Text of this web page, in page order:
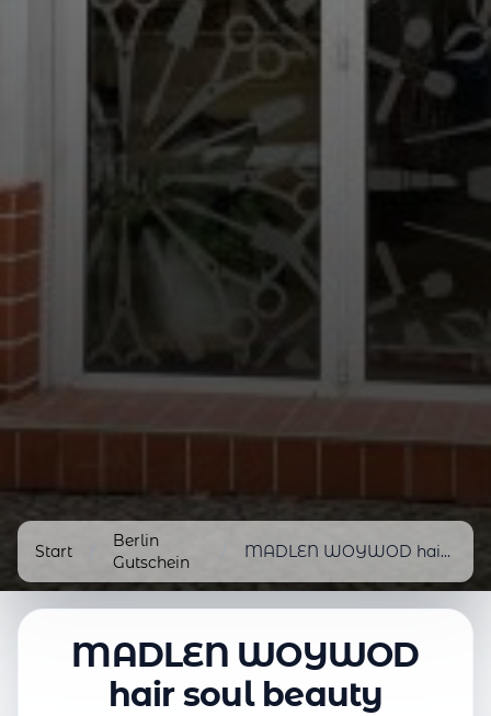
Start
Berlin
Gutschein
MADLEN WOYWOD hair soul beauty
MADLEN WOYWOD
hair soul beauty